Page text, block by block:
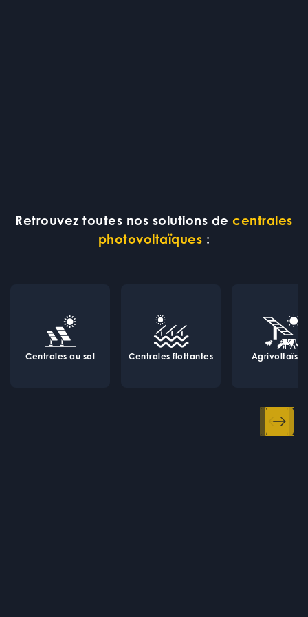
Retrouvez toutes nos solutions decentrales
photovoltaïques :
Centrales au sol Centrales flottantes